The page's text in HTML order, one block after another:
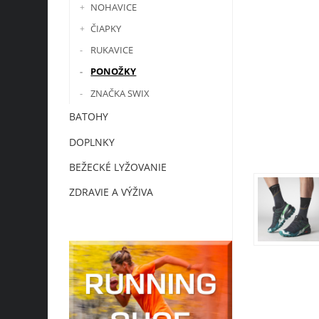
NOHAVICE
ČIAPKY
RUKAVICE
PONOŽKY
ZNAČKA SWIX
BATOHY
DOPLNKY
BEŽECKÉ LYŽOVANIE
ZDRAVIE A VÝŽIVA